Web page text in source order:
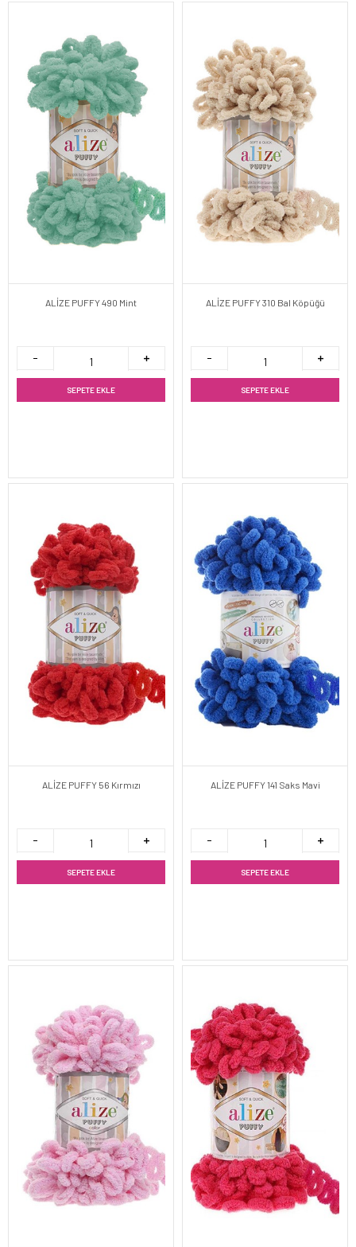
ALİZE PUFFY 490 Mint
SEPETE EKLE
ALİZE PUFFY 310 Bal Köpüğü
SEPETE EKLE
ALİZE PUFFY 56 Kırmızı
SEPETE EKLE
ALİZE PUFFY 141 Saks Mavi
SEPETE EKLE